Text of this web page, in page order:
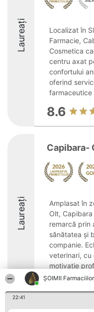
ŞOIMII Farmaciilor
22:41
Laureați
Localizat în
Farmacie,
Cosmetica
centru axat
confortului
oferind
farmaceutice
8.6
Laureați
Capibara-
Amplasat în
Olt,
remarcă prin
sănătatea și
companie.
veterinari, cu
motivație
8.8